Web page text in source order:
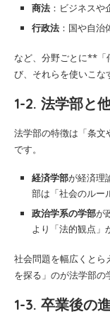
商法 ：ビジネス
行政法 ：国や自
など、分野ごとに**
び、それらを使いこな
1-2. 法学部と
法学部の特徴は「条文
です。
経済学部が経済理
部は「社会のルー
政治学系の学部が
より「法的観点」
社会問題を幅広くとら
を探る」のが法学部の
1-3. 卒業後の